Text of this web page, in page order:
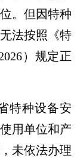
。但 因特种
无法按照《特
） 规定正
特种设备安
用单位和产
未依法办理